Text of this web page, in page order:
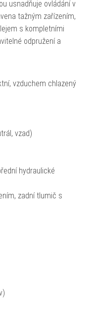
usnadňuje ovládání v
tažným zařízením,
s kompletními
odpružení a
vzduchem chlazený
vzad)
hydraulické
zadní tlumič s